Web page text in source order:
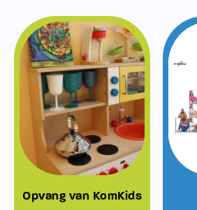
Opvang van KomKids